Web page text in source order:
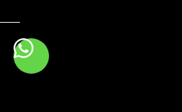
WHATSAPP